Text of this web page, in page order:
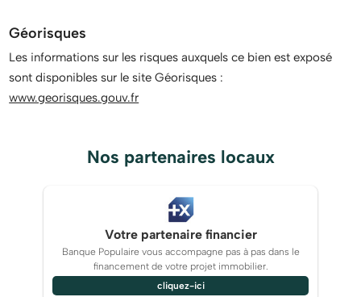
Géorisques
Les informations sur les risques auxquels ce bien est exposé
sont disponibles sur le site Géorisques :
www.georisques.gouv.fr
Nos partenaires locaux
Votre partenaire financier
Banque Populaire vous accompagne pas à pas dans le
financement de votre projet immobilier.
cliquez-ici